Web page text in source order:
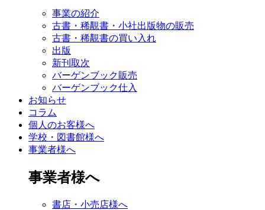
事業の紹介
古書・稀覯書・小社出版物の販売
古書・稀覯書の買い入れ
出版
新刊取次
バーゲンブック販売
バーゲンブック仕入
お知らせ
コラム
個人のお客様へ
学校・図書館様へ
事業者様へ
事業者様へ
書店・小売店様へ